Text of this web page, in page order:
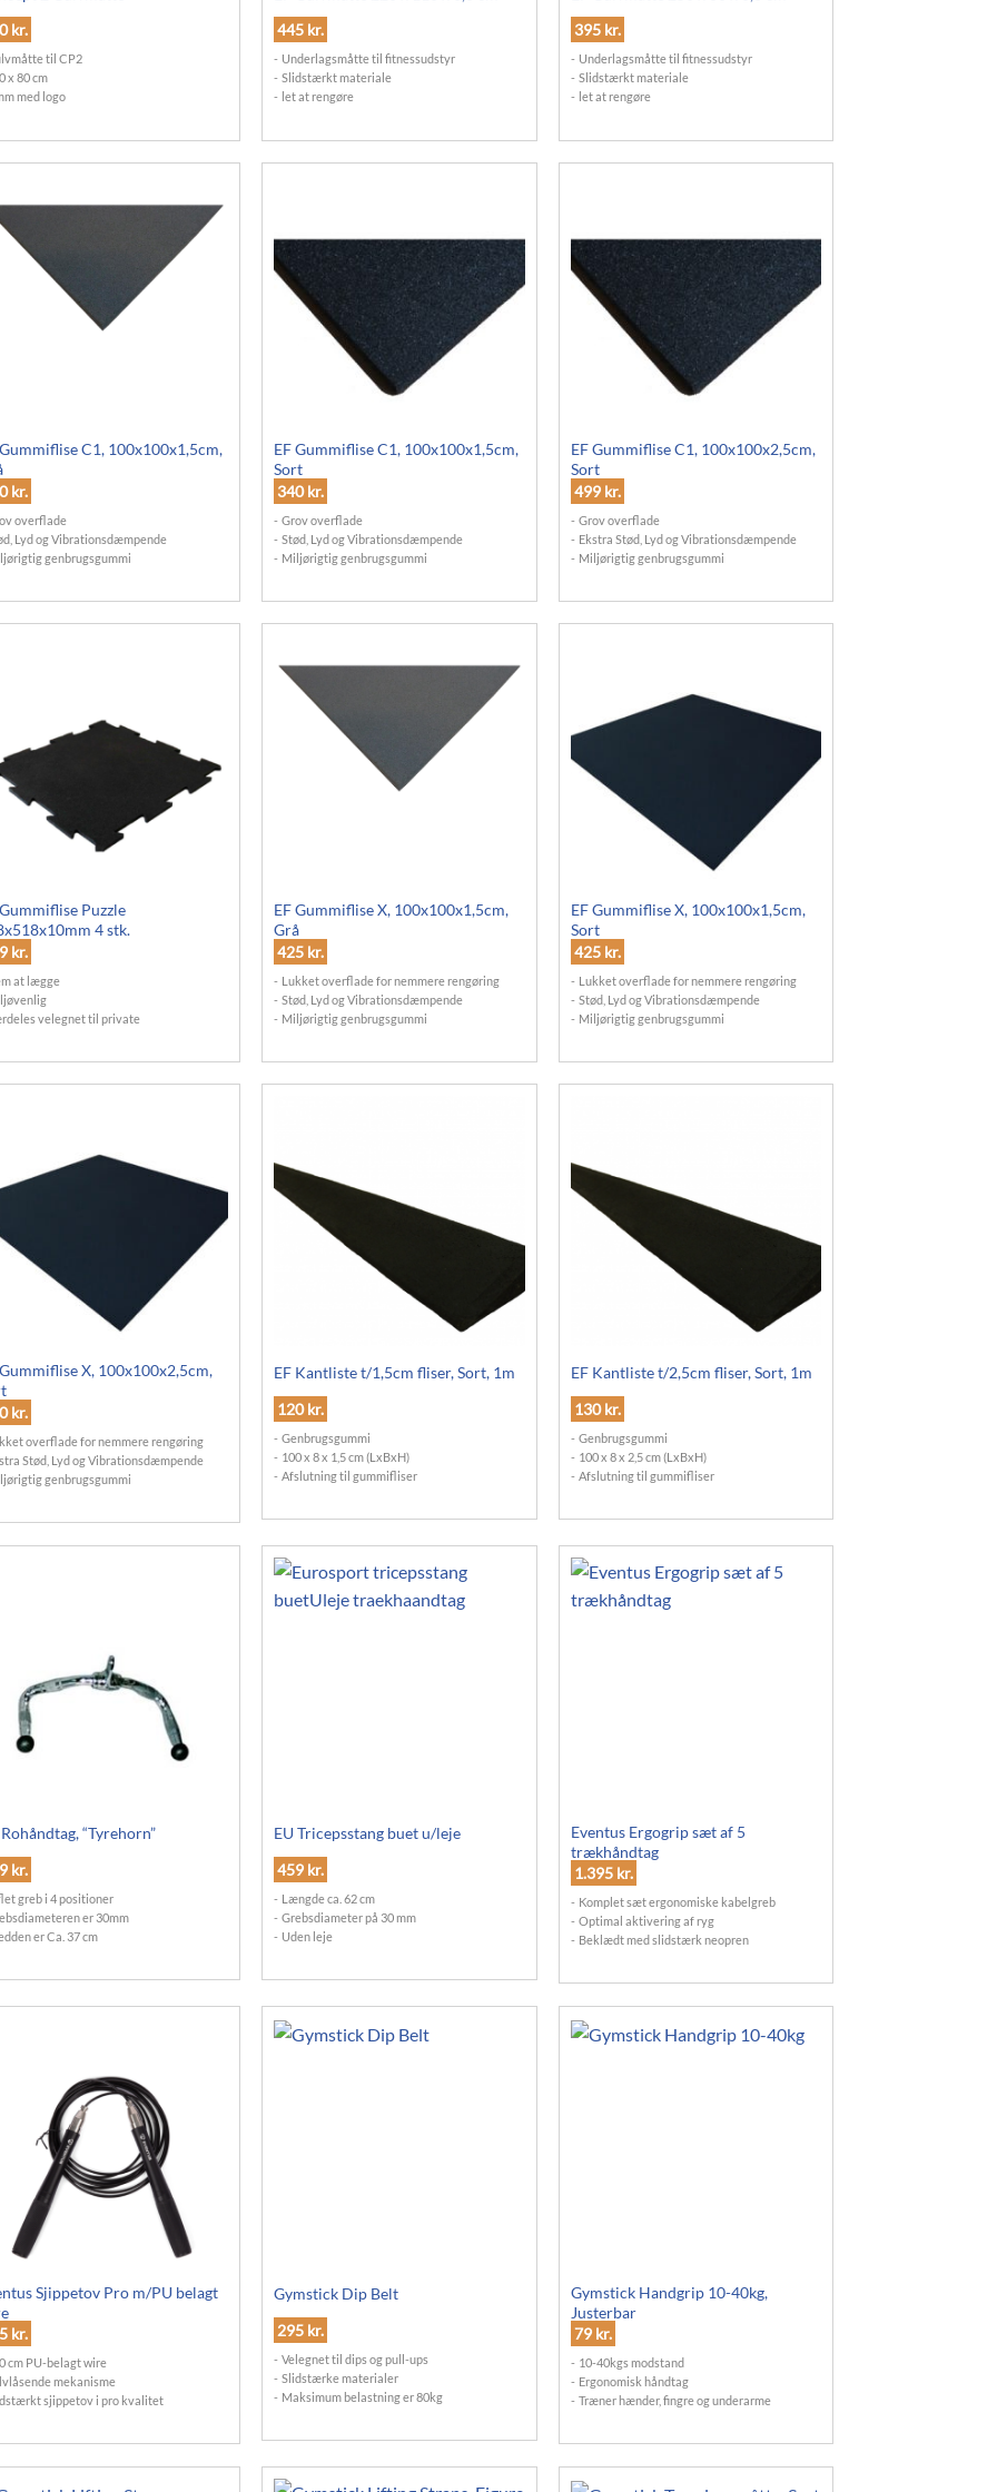
kr.
til CP2
x 80 cm
med logo
445 kr.
Underlagsmåtte til fitnessudstyr
Slidstærkt materiale
let at rengøre
395 kr.
Underlagsmåtte til fitnessudstyr
Slidstærkt materiale
let at rengøre
C1, 100x100x1,5cm,
kr.
overflade
Lyd og Vibrationsdæmpende
genbrugsgummi
EF Gummiflise C1, 100x100x1,5cm,
Sort
340kr.
Grov overflade
Stød, Lyd og Vibrationsdæmpende
Miljørigtig genbrugsgummi
EF Gummiflise C1, 100x100x2,5cm,
Sort
499 kr.
Grov overflade
Ekstra Stød, Lyd og Vibrationsdæmpende
Miljørigtig genbrugsgummi
Puzzle
4 stk.
kr.
at lægge
velegnet til private
EF Gummiflise X, 100x100x1,5cm,
Grå
425 kr.
Lukket overflade for nemmere rengøring
Stød, Lyd og Vibrationsdæmpende
Miljørigtig genbrugsgummi
EF Gummiflise X, 100x100x1,5cm,
Sort
425 kr.
Lukket overflade for nemmere rengøring
Stød, Lyd og Vibrationsdæmpende
Miljørigtig genbrugsgummi
X, 100x100x2,5cm,
kr.
overflade for nemmere rengøring
Stød, Lyd og Vibrationsdæmpende
genbrugsgummi
EF Kantliste t/1,5cm fliser, Sort, 1m
120kr.
Genbrugsgummi
100 x 8 x 1,5 cm (LxBxH)
Afslutning til gummifliser
EF Kantliste t/2,5cm fliser, Sort, 1m
130kr.
Genbrugsgummi
100 x 8 x 2,5 cm (LxBxH)
Afslutning til gummifliser
“Tyrehorn”
kr.
greb i 4 positioner
er 30mm
er Ca. 37 cm
EU Tricepsstang buet u/leje
459 kr.
Længde ca. 62 cm
Grebsdiameter på 30 mm
Uden leje
Eventus Ergogrip sæt af 5
trækhåndtag
1.395 kr.
Komplet sæt ergonomiske kabelgreb
Optimal aktivering af ryg
Beklædt med slidstærk neopren
Sjippetov Pro m/PU belagt
kr.
cm PU-belagt wire
mekanisme
sjippetov i pro kvalitet
Gymstick Dip Belt
295 kr.
Velegnet til dips og pull-ups
Slidstærke materialer
Maksimum belastning er 80kg
Gymstick Handgrip 10-40kg,
Justerbar
79 kr.
10-40kgs modstand
Ergonomisk håndtag
Træner hænder, fingre og underarme